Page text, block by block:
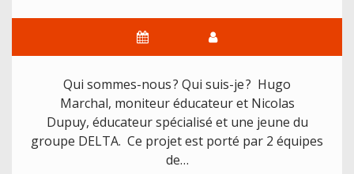
Qui sommes-nous ? Qui suis-je ? Hugo
Marchal, moniteur éducateur et Nicolas
Dupuy, éducateur spécialisé et une jeune du
groupe DELTA. Ce projet est porté par 2 équipes
de…